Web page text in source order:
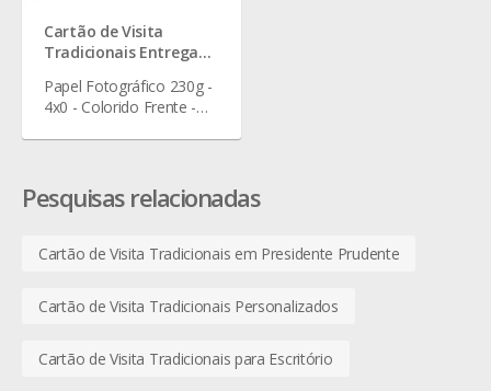
Cartão de Visita
Tradicionais Entrega
Papel Fotográfico 230g -
4x0 - Colorido Frente -
Pesquisas relacionadas
Cartão de Visita Tradicionais em Presidente Prudente
Cartão de Visita Tradicionais Personalizados
Cartão de Visita Tradicionais para Escritório